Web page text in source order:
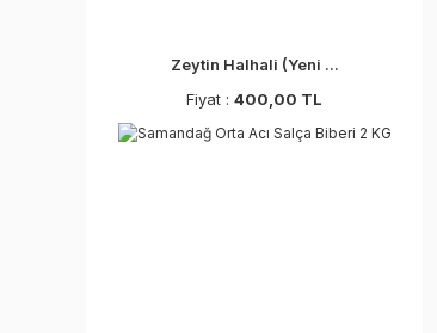
Zeytin Halhali (Yeni ...
Fiyat : 400,00 TL